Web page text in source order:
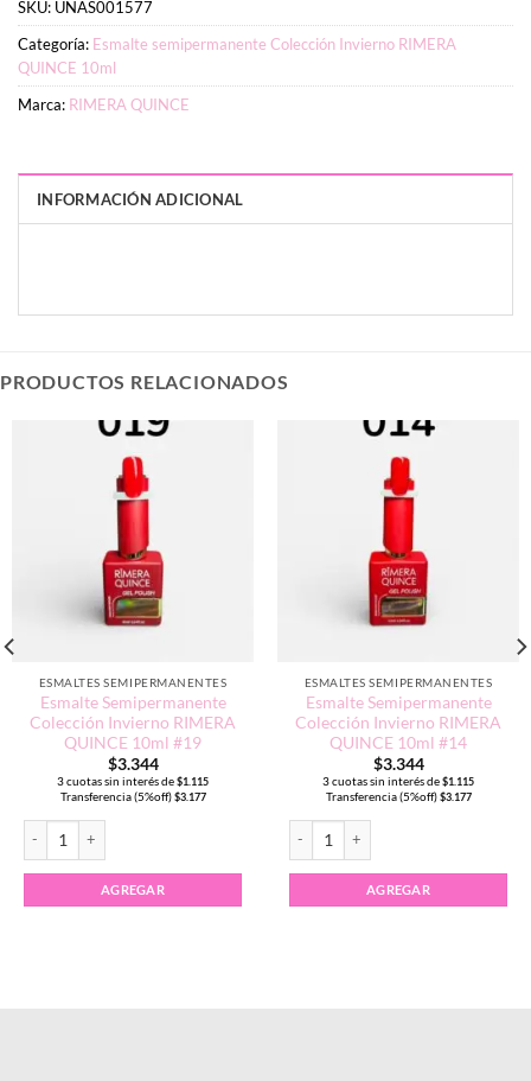
SKU: UNAS001577
Categoría: Esmalte semipermanente Colección Invierno RIMERA
QUINCE 10ml
Marca: RIMERA QUINCE
INFORMACIÓN ADICIONAL
PRODUCTOS RELACIONADOS
ESMALTES SEMIPERMANENTES
Esmalte Semipermanente
Colección Invierno RIMERA
QUINCE 10ml #19
$3.344
3 cuotas sin interés de $1.115
Transferencia (5%off) $3.177
AGREGAR
ESMALTES SEMIPERMANENTES
Esmalte Semipermanente
Colección Invierno RIMERA
QUINCE 10ml #14
$3.344
3 cuotas sin interés de $1.115
Transferencia (5%off) $3.177
AGREGAR